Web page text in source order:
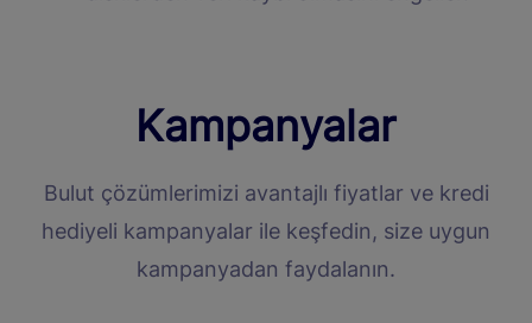
Kampanyalar
Bulut çözümlerimizi avantajlı fiyatlar ve kredi
hediyeli kampanyalar ile keşfedin, size uygun
kampanyadan faydalanın.